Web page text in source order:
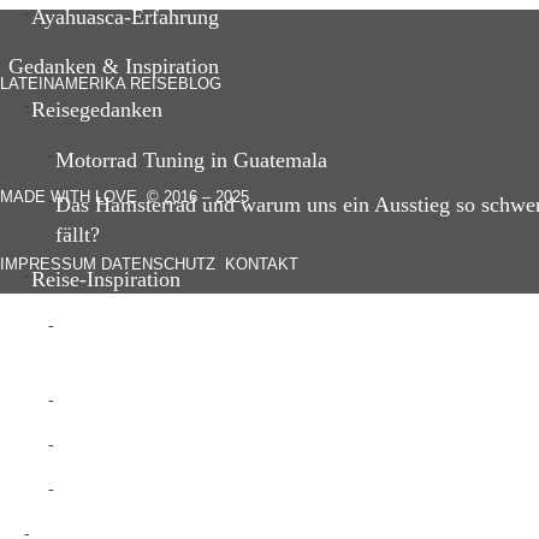
Ayahuasca-Erfahrung
Gedanken & Inspiration
Reisegedanken
Motorrad Tuning in Guatemala
Das Hamsterrad und warum uns ein Ausstieg so
fällt?
Reise-Inspiration
LATEINAMERIKA REISEBLOG
MADE WITH LOVE © 2016 – 2025
IMPRESSUM DATENSCHUTZ KONTAKT